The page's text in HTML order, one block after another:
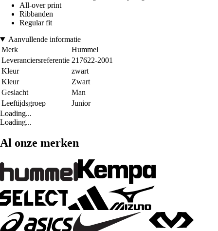
All-over print
Ribbanden
Regular fit
Aanvullende informatie
Merk
Hummel
Leveranciersreferentie 217622-2001
Kleur
zwart
Kleur
Zwart
Geslacht
Man
Leeftijdsgroep
Junior
Loading...
Loading...
Al onze merken